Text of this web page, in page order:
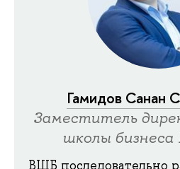
Гамидов Санан
Заместитель
школы